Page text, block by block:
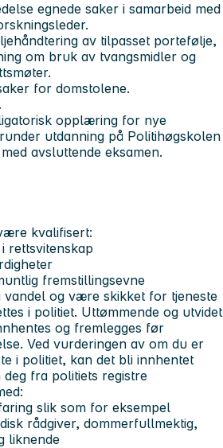
egnede saker i samarbeid med
av tilpasset portefølje,
om bruk av tvangsmidler og
for domstolene.
opplæring for nye
utdanning på Politihøgskolen
avsluttende eksamen.
kvalifisert:
rettsvitenskap
fremstillingsevne
vandel og være skikket for tjeneste
i politiet. Uttømmende og utvidet
og fremlegges før
Ved vurderingen av om du er
i politiet, kan det bli innhentet
fra politiets registre
slik som for eksempel
rådgiver, dommerfullmektig,
liknende